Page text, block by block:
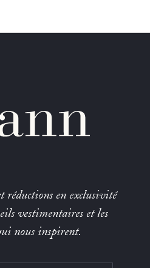
réductions en exclusivité
vestimentaires et les
nous inspirent.